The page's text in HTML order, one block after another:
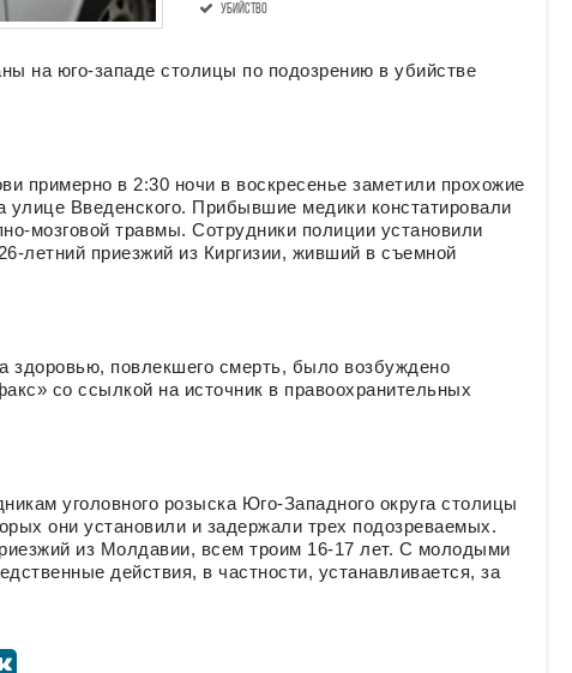
убийство
на юго-западе столицы по подозрению в убийстве
примерно в 2:30 ночи в воскресенье заметили прохожие
улице Введенского. Прибывшие медики констатировали
мозговой травмы. Сотрудники полиции установили
летний приезжий из Киргизии, живший в съемной
здоровью, повлекшего смерть, было возбуждено
со ссылкой на источник в правоохранительных
уголовного розыска Юго-Западного округа столицы
они установили и задержали трех подозреваемых.
из Молдавии, всем троим 16-17 лет. С молодыми
действия, в частности, устанавливается, за